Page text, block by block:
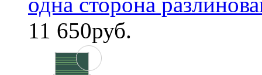
11 650руб.